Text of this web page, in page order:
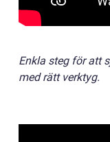
Enkla steg för att
med rätt verktyg.